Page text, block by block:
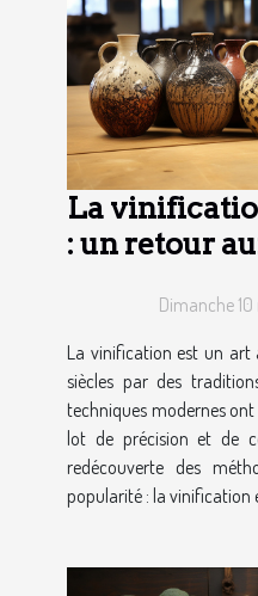
La
: un retour
Dimanche
La vinification est un art
siècles par des
techniques modernes
lot de précision et de
redécouverte des
popularité : la vinification